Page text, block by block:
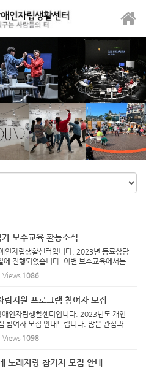
건너뛰기
보수교육 활동소식
인자립생활센터입니다. 2023년 동료상담
에 진행되었습니다. 이번 보수교육에서는
하기와 발달장애 의사소통 방법라는 주제
하였습니다. 강사로는 나야장애인권교
Views 1086
립지원 프로그램 참여자 모집
인자립생활센터입니다. 2023년도 개인
참여자 모집 안내드립니다. 많은 관심과
2023년 개인별 자립지원 프로그램 모
청 : 메일(nodl@hanmail.net) 문의 : 자립
Views 1098
노래자랑 참가자 모집 안내